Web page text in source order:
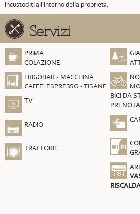
incustoditi all'interno della proprietà.
Servizi
PRIMA
COLAZIONE
FRIGOBAR - MACCHINA
CAFFE' ESPRESSO - TISANE
TV
RADIO
TRATTORIE
BICI DA